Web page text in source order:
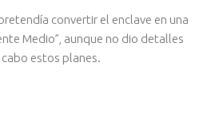
convertir el enclave en una
Medio”, aunque no dio detalles
estos planes.